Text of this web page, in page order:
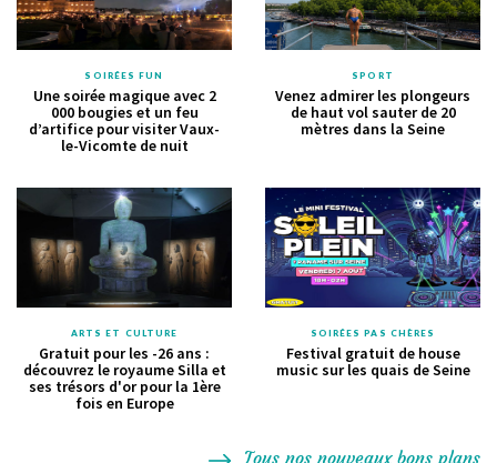
SOIRÉES FUN
Une soirée magique avec 2
000 bougies et un feu
d’artifice pour visiter Vaux-
le-Vicomte de nuit
SPORT
Venez admirer les plongeurs
de haut vol sauter de 20
mètres dans la Seine
ARTS ET CULTURE
Gratuit pour les -26 ans :
découvrez le royaume Silla et
ses trésors d'or pour la 1ère
fois en Europe
SOIRÉES PAS CHÈRES
Festival gratuit de house
music sur les quais de Seine
Tous nos nouveaux bons plans